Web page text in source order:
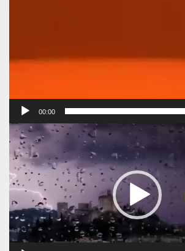
00:00
Πρόγραμμα
Αναπαραγωγής
Βίντεο